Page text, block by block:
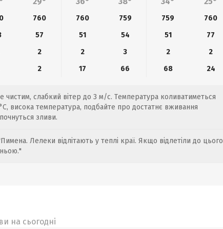
760 760 759 759
760
57 51 54 51
77
2 2 3 2
2
2 17 66 68 24
чистим, слабкий вітер до 3 м/с. Температура коливатиметься
висока температура, подбайте про достатнє вживання
зливи.
Лелеки відлітають у теплі краї. Якщо відлетіли до цього
на сьогодні